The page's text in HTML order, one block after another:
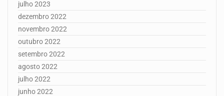
julho 2023
dezembro 2022
novembro 2022
outubro 2022
setembro 2022
agosto 2022
julho 2022
junho 2022